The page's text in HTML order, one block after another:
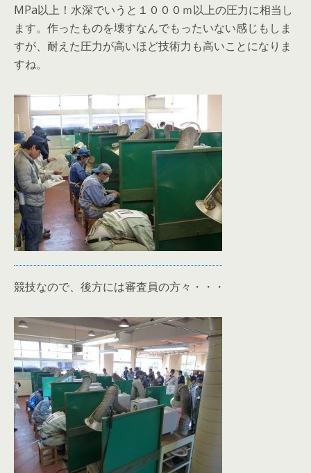
MPa以上！水深でいうと１０００ｍ以上の圧力に相当し
ます。作ったものを壊すなんでもったいない感じもしま
すが、耐えた圧力が高いほど技術力も高いことになりま
すね。
競技なので、後方には審査員の方々・・・